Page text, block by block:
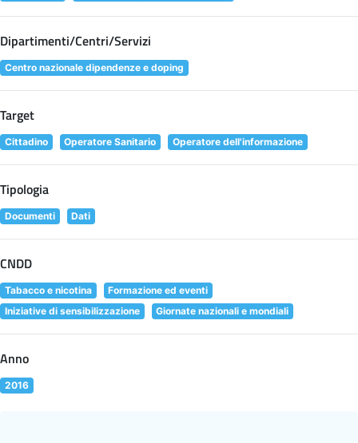
Dipartimenti/Centri/Servizi
Centro nazionale dipendenze e doping
Target
Cittadino Operatore Sanitario Operatore dell'informazione
Tipologia
Documenti Dati
CNDD
Tabacco e nicotina
Formazione ed eventi
Iniziative di sensibilizzazione
Giornate nazionali e mondiali
Anno
2016